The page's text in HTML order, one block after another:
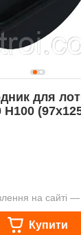
для
H100
на сайті
Купити